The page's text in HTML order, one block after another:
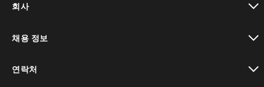
회사
채용 정보
연락처